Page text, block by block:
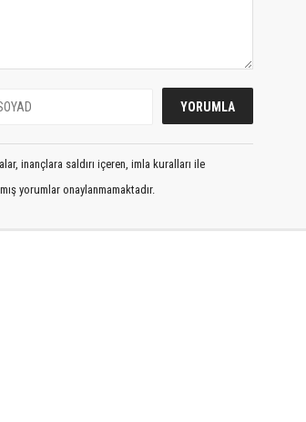
inançlara saldırı içeren, imla kuralları ile
yorumlar onaylanmamaktadır.